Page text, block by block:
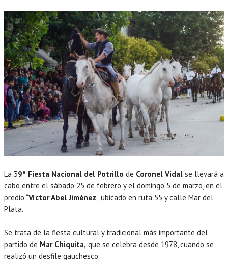
La 39° Fiesta Nacional del Potrillo de Coronel Vidal se llevará a
cabo entre el sábado 25 de febrero y el domingo 5 de marzo, en el
predio “Víctor Abel Jiménez”, ubicado en ruta 55 y calle Mar del
Plata.
Se trata de la fiesta cultural y tradicional más importante del
partido de Mar Chiquita, que se celebra desde 1978, cuando se
realizó un desfile gauchesco.